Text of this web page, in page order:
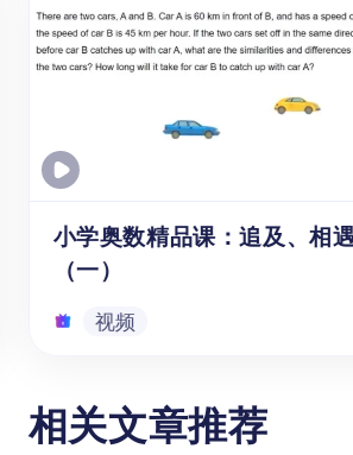
小学奥数中的年龄问题，主要是
人之间的年龄关系展开的一系列
解决这类问题时，学生需要理解
件，根据条件建立数学模型，并
和计算找到答案。年龄问题与生
关，通过解决这类问题，学生可
和应用数学知识，增强数学应用
小学奥数精品课：追及、相
（一）
视频
小学奥数精品课：追及、相
（一）
相关文章推荐